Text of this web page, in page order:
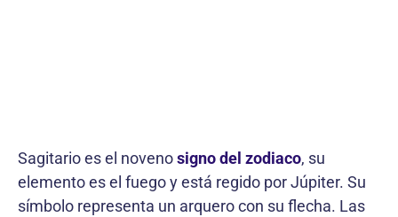
Sagitario es el novenosigno del zodiaco, su
elemento es el fuego y está regido por Júpiter. Su
símbolo representa un arquero con su flecha. Las